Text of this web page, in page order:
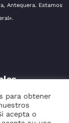
Antequera. Estamos
para obtener
acepta o